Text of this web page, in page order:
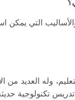
التي يمكن
وله العديد من
تكنولوجية